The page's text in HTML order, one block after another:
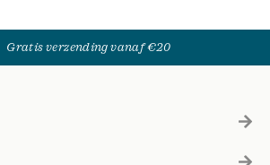
Gratis verzending vanaf €20